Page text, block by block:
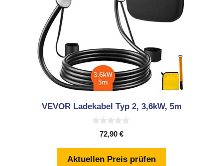
VEVOR Ladekabel Typ 2, 3,6kW, 5m
5
72,90 €
Aktuellen Preis prüfen